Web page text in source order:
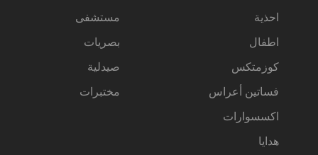
احذية
اطفال
كوزمتكس
فساتين أعراس
اكسسوارات
هدايا
مستشفى
بصريات
صيدلية
مختبرات